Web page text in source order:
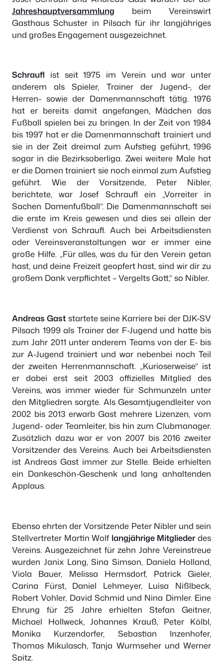
Jahreshauptversammlung beim Vereinswirt
Gasthaus Schuster in Pilsach für ihr langjähriges
und großes Engagement ausgezeichnet.
Schraufl ist seit 1975 im Verein und war unter
anderem als Spieler, Trainer der Jugend-, der
Herren- sowie der Damenmannschaft tätig. 1976
hat er bereits damit angefangen, Mädchen das
Fußball spielen bei zu bringen. In der Zeit von 1984
bis 1997 hat er die Damenmannschaft trainiert und
sie in der Zeit dreimal zum Aufstieg geführt, 1996
sogar in die Bezirksoberliga. Zwei weitere Male hat
er die Damen trainiert sie noch einmal zum Aufstieg
geführt. Wie der Vorsitzende, Peter Nibler,
berichtete, war Josef Schraufl ein „Vorreiter in
Sachen Damenfußball“. Die Damenmannschaft sei
die erste im Kreis gewesen und dies sei allein der
Verdienst von Schraufl. Auch bei Arbeitsdiensten
oder Vereinsveranstaltungen war er immer eine
große Hilfe. „Für alles, was du für den Verein getan
hast, und deine Freizeit geopfert hast, sind wir dir zu
großem Dank verpflichtet – Vergelts Gott,“ so Nibler.
Andreas Gast startete seine Karriere bei der DJK-SV
Pilsach 1999 als Trainer der F-Jugend und hatte bis
zum Jahr 2011 unter anderem Teams von der E- bis
zur A-Jugend trainiert und war nebenbei noch Teil
der zweiten Herrenmannschaft. „Kurioserweise“ ist
er dabei erst seit 2003 offizielles Mitglied des
Vereins, was immer wieder für Schmunzeln unter
den Mitgliedren sorgte. Als Gesamtjugendleiter von
2002 bis 2013 erwarb Gast mehrere Lizenzen, vom
Jugend- oder Teamleiter, bis hin zum Clubmanager.
Zusätzlich dazu war er von 2007 bis 2016 zweiter
Vorsitzender des Vereins. Auch bei Arbeitsdiensten
ist Andreas Gast immer zur Stelle. Beide erhielten
ein Dankeschön-Geschenk und lang anhaltenden
Applaus.
Ebenso ehrten der Vorsitzende Peter Nibler und sein
Stellvertreter Martin Wolf langjährige Mitglieder des
Vereins. Ausgezeichnet für zehn Jahre Vereinstreue
wurden Janix Lang, Sina Simson, Daniela Holland,
Viola Bauer, Melissa Hermsdorf, Patrick Gieler,
Carina Fürst, Daniel Lehmeyer, Luisa Nißlbeck,
Robert Vohler, David Schmid und Nina Dimler. Eine
Ehrung für 25 Jahre erhielten Stefan Geitner,
Michael Hollweck, Johannes Krauß, Peter Kölbl,
Monika Kurzendorfer, Sebastian Inzenhofer,
Thomas Mikulasch, Tanja Wurmseher und Werner
Spitz.